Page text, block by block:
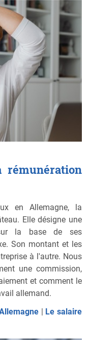
rémunération
en Allemagne, la
Elle désigne une
la base de ses
Son montant et les
à l'autre. Nous
une commission,
et comment le
allemand.
| Le salaire